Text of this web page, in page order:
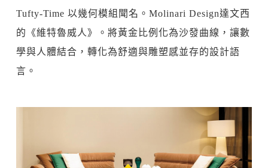
Tufty-Time 以幾何模組聞名。Molinari Design達文西
的《維特魯威人》。將黃金比例化為沙發曲線，讓數
學與人體結合，轉化為舒適與雕塑感並存的設計語
言。